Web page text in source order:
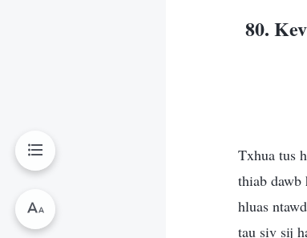
80.
Txhua tus
thiab dawb
hluas
tau siv sij